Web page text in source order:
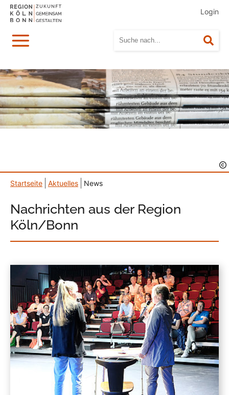
Login
Menü
Startseite Aktuelles News
Nachrichten aus der Region
Köln/Bonn